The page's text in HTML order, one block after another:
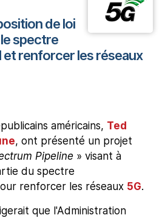
de loi
spectre
renforcer les réseaux
américains, Ted
, ont présenté un projet
Pipeline » visant à
du spectre
renforcer les réseaux 5G.
que l'Administration